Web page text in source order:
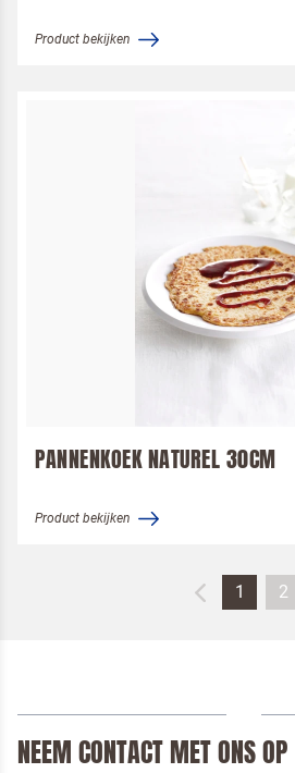
Product bekijken
PANNENKOEK NATUREL 30CM
Product bekijken
1 2
NEEM CONTACT MET ONS OP